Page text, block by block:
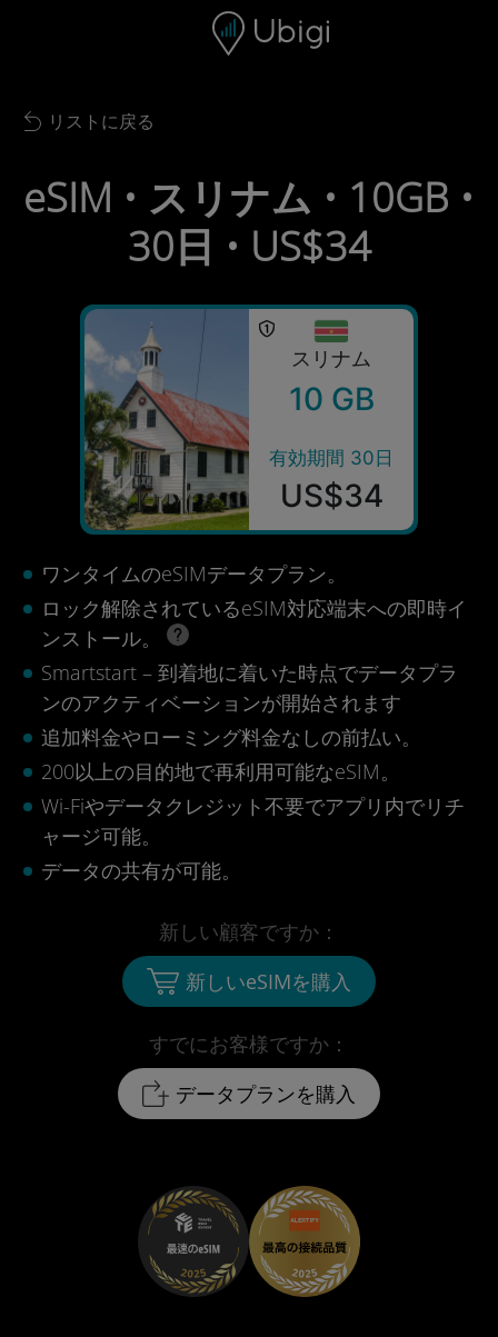
ナビゲーションバー フッター
Back to list
リストに戻る
eSIM • スリナム • 10GB •
30日 • US$34
スリナム
10 GB
有効期間 30日
US$34
ワンタイムのeSIMデータプラン。
ロック解除されているeSIM対応端末への即時イ
ンストール。
Smartstart – 到着地に着いた時点でデータプラ
ンのアクティベーションが開始されます
追加料金やローミング料金なしの前払い。
200以上の目的地で再利用可能なeSIM。
Wi-Fiやデータクレジット不要でアプリ内でリチ
ャージ可能。
データの共有が可能。
すでにお客様ですか：
データプランを購入
新しい顧客ですか：
新しいeSIMを購入